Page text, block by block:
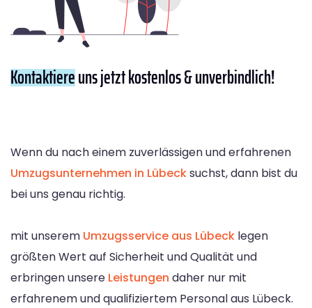
Kontaktiereuns jetzt kostenlos & unverbindlich!
Wenn du nach einem zuverlässigen und erfahrenen
Umzugsunternehmen in Lübecksuchst, dann bist du
bei uns genau richtig.
mit unserem Umzugsservice aus Lübeck legen
größten Wert auf Sicherheit und Qualität und
erbringen unsere Leistungen daher nur mit
erfahrenem und qualifiziertem Personal aus Lübeck.